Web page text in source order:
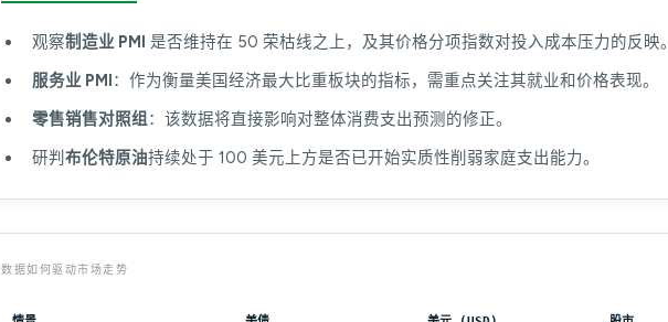
观察制造业 PMI 是否维持在 50 荣枯线之上，及其价格分项指数对投入成本压力的反映。
服务业 PMI：作为衡量美国经济最大比重板块的指标，需重点关注其就业和价格表现。
零售销售对照组：该数据将直接影响对整体消费支出预测的修正。
研判 布伦特原油持续处于 100 美元上方是否已开始实质性削弱家庭支出能力。
数据如何驱动市场走势